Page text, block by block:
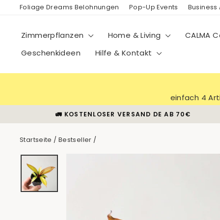
DirektFoliage Dreams Belohnungen Pop-Up Events Business
Zimmerpflanzen Home & Living
CALMA
Geschenkideen
Hilfe & Kontakt
einfach 4
🚛 KOSTENLOSER VERSAND DE AB 70€
Startseite / Bestseller /